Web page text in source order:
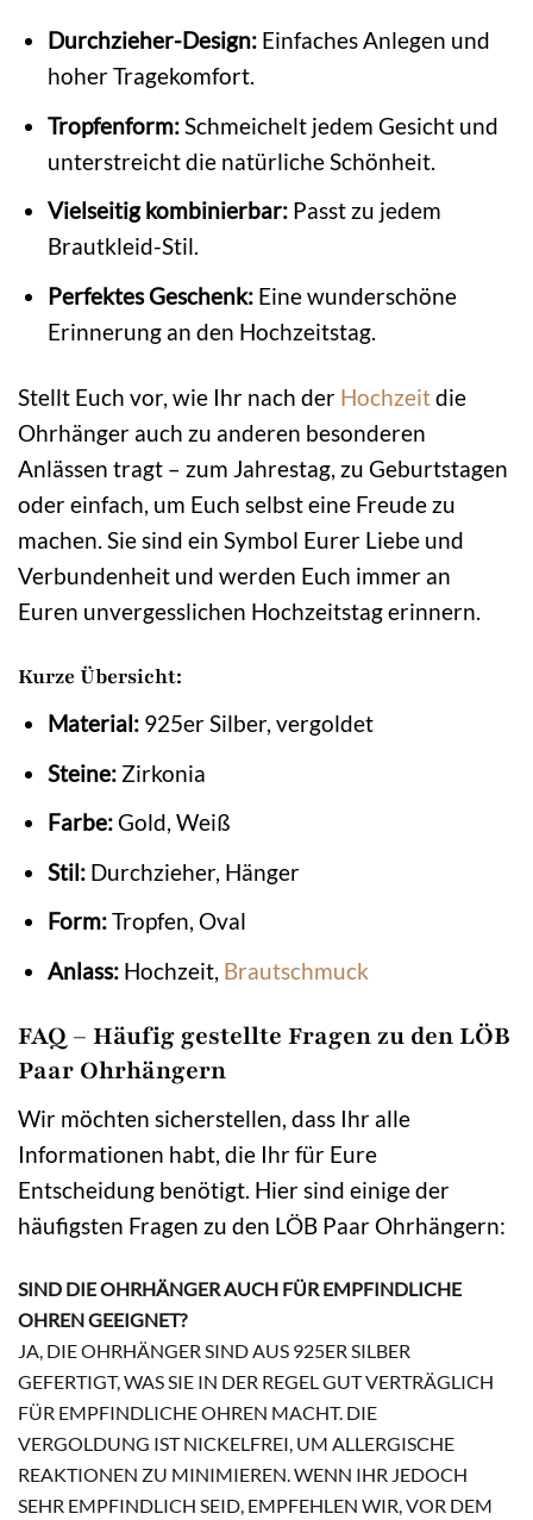
Durchzieher-Design:Einfaches Anlegen und
hoher Tragekomfort.
Tropfenform:Schmeichelt jedem Gesicht und
unterstreicht die natürliche Schönheit.
Vielseitig kombinierbar:Passt zu jedem
Brautkleid-Stil.
Perfektes Geschenk:Eine wunderschöne
Erinnerung an den Hochzeitstag.
Stellt Euch vor, wie Ihr nach der Hochzeitdie
Ohrhänger auch zu anderen besonderen
Anlässen tragt – zum Jahrestag, zu Geburtstagen
oder einfach, um Euch selbst eine Freude zu
machen. Sie sind ein Symbol Eurer Liebe und
Verbundenheit und werden Euch immer an
Euren unvergesslichen Hochzeitstag erinnern.
Kurze Übersicht:
Material:925er Silber, vergoldet
Steine:Zirkonia
Farbe:Gold, Weiß
Stil:Durchzieher, Hänger
Form:Tropfen, Oval
Anlass:Hochzeit, Brautschmuck
FAQ – Häufig gestellte Fragen zu den LÖB
Paar Ohrhängern
Wir möchten sicherstellen, dass Ihr alle
Informationen habt, die Ihr für Eure
Entscheidung benötigt. Hier sind einige der
häufigsten Fragen zu den LÖB Paar Ohrhängern:
SIND DIE OHRHÄNGER AUCH FÜR EMPFINDLICHE
OHREN GEEIGNET?
JA, DIE OHRHÄNGER SIND AUS 925ER SILBER
GEFERTIGT, WAS SIE IN DER REGEL GUT VERTRÄGLICH
FÜR EMPFINDLICHE OHREN MACHT. DIE
VERGOLDUNG IST NICKELFREI, UM ALLERGISCHE
REAKTIONEN ZU MINIMIEREN. WENN IHR JEDOCH
SEHR EMPFINDLICH SEID, EMPFEHLEN WIR, VOR DEM